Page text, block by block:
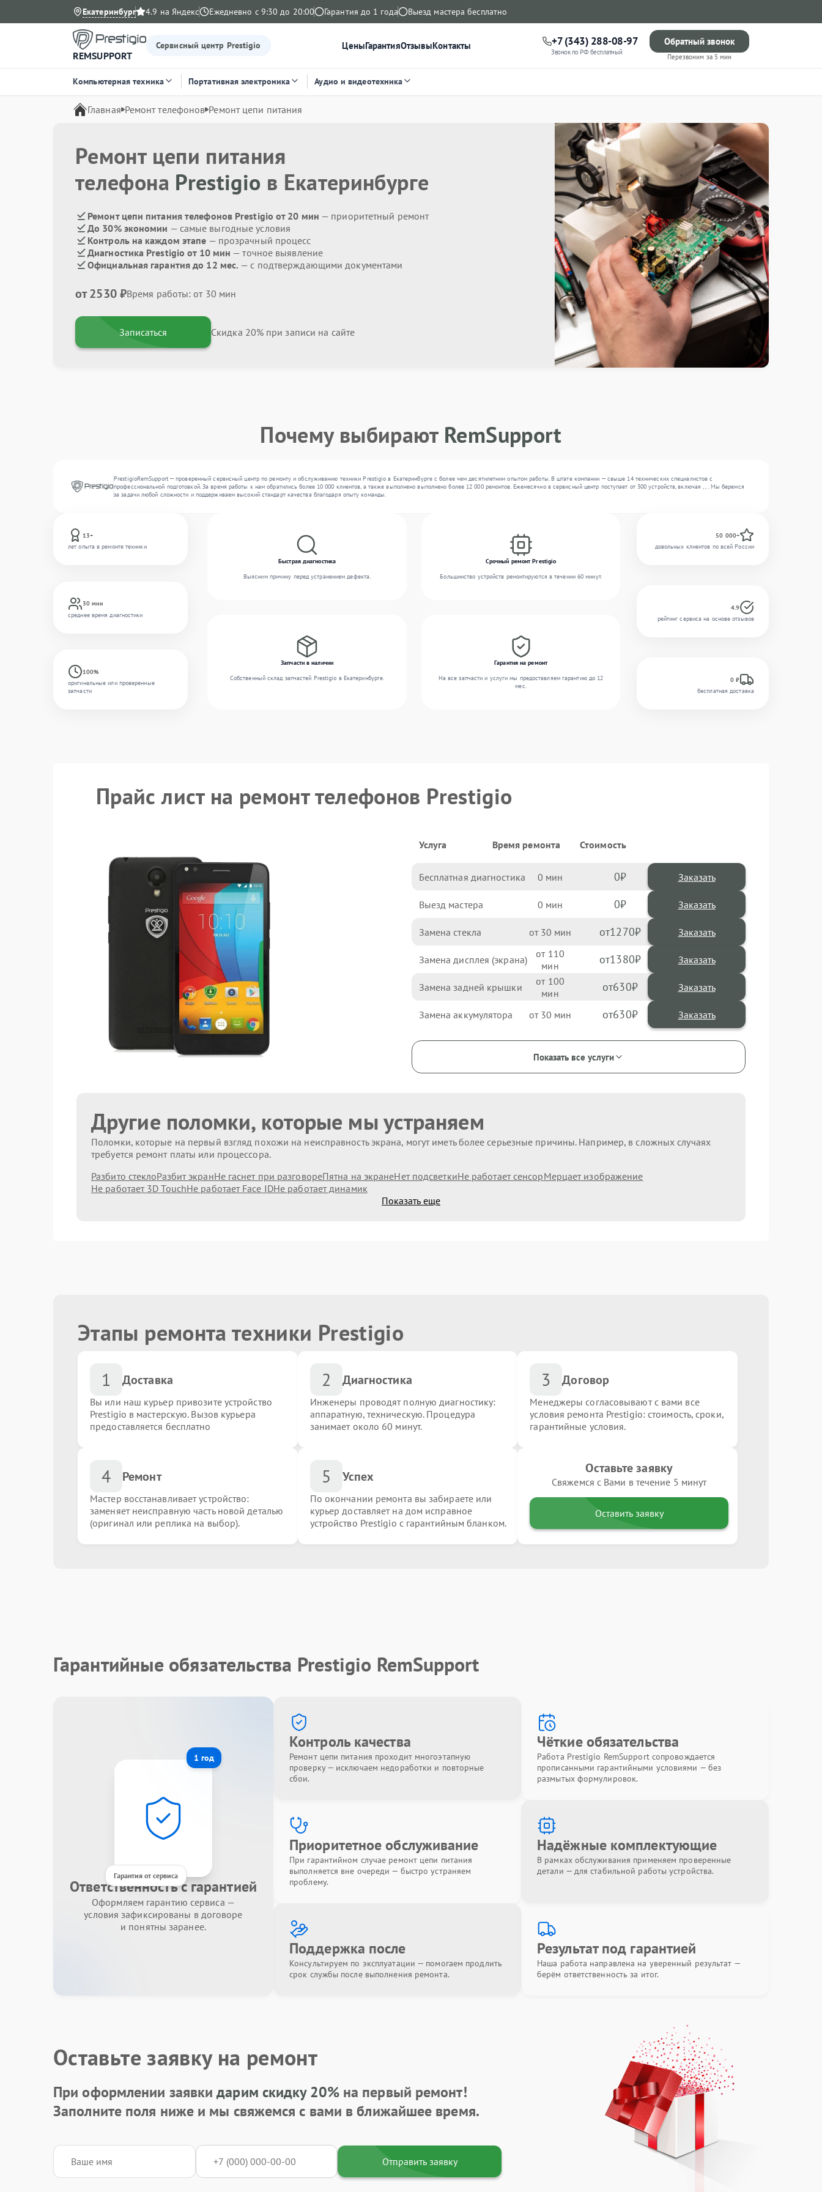
Екатеринбург 4.9 на Яндекс Ежедневно с 9:30 до 20:00 Гарантия до 1 года Выезд мастера бесплатно
REMSUPPORT
Сервисный центр Prestigio ЦеныГарантияОтзывыКонтакты +7 (343) 288-08-97
Звонок по РФ бесплатный
Обратный звонок
Перезвоним за 5 мин
Компьютерная техника Портативная электроника Аудио и видеотехника
Главная Ремонт телефонов Ремонт цепи питания
Ремонт цепи питания
телефона Prestigio в Екатеринбурге
Ремонт цепи питания телефонов Prestigio от 20 мин — приоритетный ремонт
До 30% экономии — самые выгодные условия
Контроль на каждом этапе — прозрачный процесс
Диагностика Prestigio от 10 мин — точное выявление
Официальная гарантия до 12 мес. — с подтверждающими документами
от 2530 ₽Время работы: от 30 мин
Записаться Скидка 20% при записи на сайте
Почему выбирают RemSupport
PrestigioRemSupport — проверенный сервисный центр по ремонту и обслуживанию техники Prestigio в Екатеринбурге с более чем десятилетним опытом работы. В штате компании — свыше 14 технических специалистов с
профессиональной подготовкой. За время работы к нам обратились более 10 000 клиентов, а также выполнено выполнено более 12 000 ремонтов. Ежемесячно в сервисный центр поступает от 300 устройств, включая , , . Мы беремся
за задачи любой сложности и поддерживаем высокий стандарт качества благодаря опыту команды.
13+
лет опыта в ремонте техники
30 мин
среднее время диагностики
100%
оригинальные или проверенные
запчасти
Быстрая диагностика
Выясним причину перед устранением дефекта.
Срочный ремонт Prestigio
Большинство устройств ремонтируются в течении 60 минут.
Запчасти в наличии
Собственный склад запчастей Prestigio в Екатеринбурге.
Гарантия на ремонт
На все запчасти и услуги мы предоставляем гарантию до 12
мес.
50 000+
довольных клиентов по всей России
4.9
рейтинг сервиса на основе отзывов
0 ₽
бесплатная доставка
Прайс лист на ремонт телефонов Prestigio
Услуга Время ремонта Стоимость
Бесплатная диагностика 0 0 Заказать
Выезд мастера 0 0 Заказать
Замена стекла 30 1270
Замена дисплея (экрана) 110 1380
Замена задней крышки 100 630
Замена аккумулятора 30 630
Показать все услуги
Другие поломки, которые мы устраняем
Поломки, которые на первый взгляд похожи на неисправность экрана, могут иметь более серьезные причины. Например, в сложных случаях
требуется ремонт платы или процессора.
Разбито стеклоРазбит экранНе гаснет при разговореПятна на экранеНет подсветкиНе работает сенсорМерцает изображение
Не работает 3D TouchНе работает Face IDНе работает динамик
Показать еще
Этапы ремонта техники Prestigio
1 Доставка
Вы или наш курьер привозите устройство
Prestigio в мастерскую. Вызов курьера
предоставляется бесплатно
2 Диагностика
Инженеры проводят полную диагностику:
аппаратную, техническую. Процедура
занимает около 60 минут.
3 Договор
Менеджеры согласовывают с вами все
условия ремонта Prestigio: стоимость, сроки,
гарантийные условия.
4 Ремонт
Мастер восстанавливает устройство:
заменяет неисправную часть новой деталью
(оригинал или реплика на выбор).
5 Успех
По окончании ремонта вы забираете или
курьер доставляет на дом исправное
устройство Prestigio с гарантийным бланком.
Оставьте заявку
Свяжемся с Вами в течение 5 минут
Оставить заявку
Гарантийные обязательства Prestigio RemSupport
1 год
Гарантия от сервиса
Ответственность с гарантией
Оформляем гарантию сервиса —
условия зафиксированы в договоре
и понятны заранее.
Контроль качества
Ремонт цепи питания проходит многоэтапную
проверку — исключаем недоработки и повторные
сбои.
Чёткие обязательства
Работа Prestigio RemSupport сопровождается
прописанными гарантийными условиями — без
размытых формулировок.
Приоритетное обслуживание
При гарантийном случае ремонт цепи питания
выполняется вне очереди — быстро устраняем
проблему.
Надёжные комплектующие
В рамках обслуживания применяем проверенные
детали — для стабильной работы устройства.
Поддержка после
Консультируем по эксплуатации — помогаем продлить
срок службы после выполнения ремонта.
Результат под гарантией
Наша работа направлена на уверенный результат —
берём ответственность за итог.
Оставьте заявку на ремонт
При оформлении заявкидарим скидку 20%на первый ремонт!
Заполните поля ниже и мы свяжемся с вами в ближайшее время.
Отправить заявку